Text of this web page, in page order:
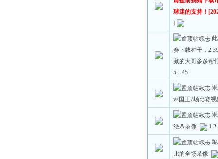
球迷的支持！
)
赛下载种子，
藏的大哥多多帮
5 ..45
vs国王7场比赛
绝杀录像
1 2
比的全场录像